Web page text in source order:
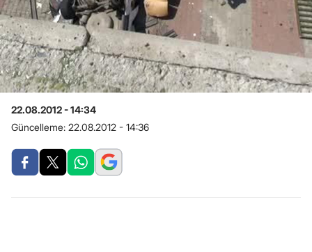
22.08.2012 - 14:34
Güncelleme: 22.08.2012 - 14:36